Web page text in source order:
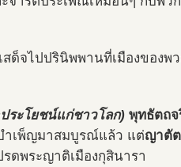
ด็จไปปรินิพพานที่เมืองของพว
ระโยชน์แก่ชาวโลก) พุทธัตถจ
ำเพ็ญมาสมบูรณ์แล้ว แต่ญาตั
ดพระญาติเมืองกุสินารา